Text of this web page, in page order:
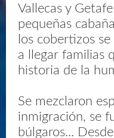
Vallecas y
pequeñas
los cobertizos
a llegar familias
historia de la
Se mezclaron
inmigración, se
búlgaros...